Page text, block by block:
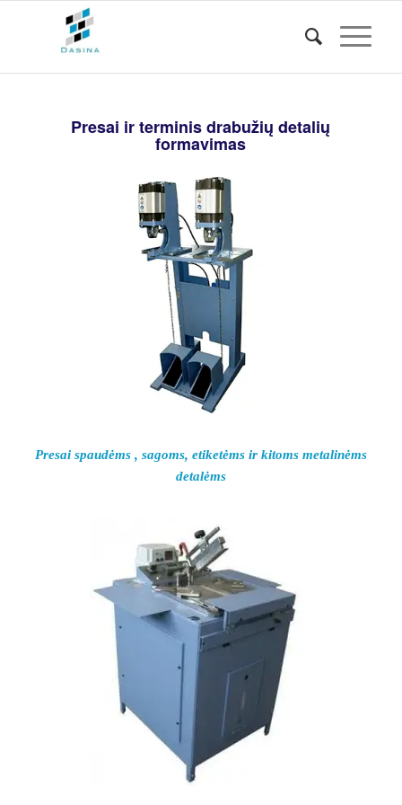
Presai ir terminis drabužių detalių
formavimas
Presai spaudėms , sagoms, etiketėms ir kitoms metalinėms
detalėms